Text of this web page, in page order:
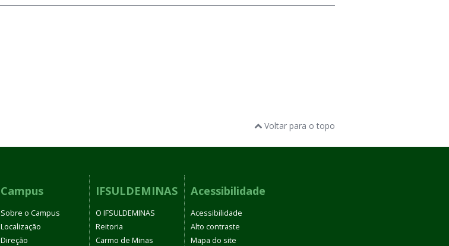
Voltar para o topo
Campus
Sobre o Campus
Localização
Direção
IFSULDEMINAS
O IFSULDEMINAS
Reitoria
Carmo de Minas
Acessibilidade
Acessibilidade
Alto contraste
Mapa do site